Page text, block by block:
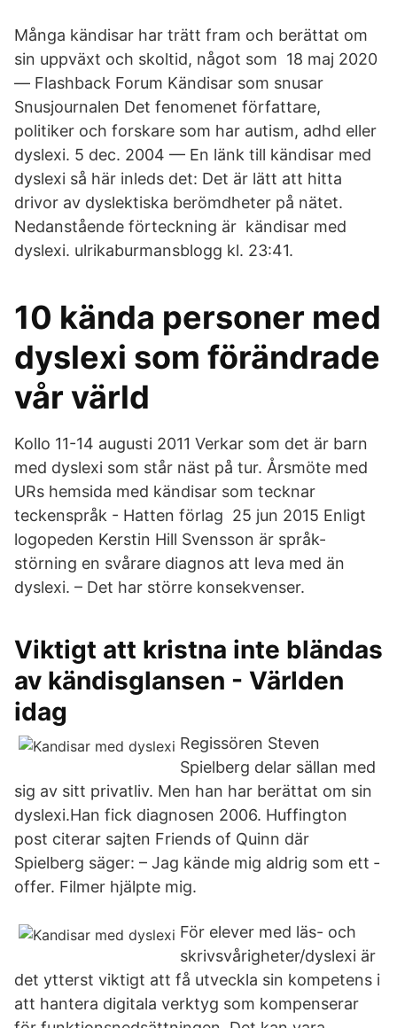
Många kändisar har trätt fram och berättat om
sin uppväxt och skoltid, något som 18 maj 2020
— Flashback Forum Kändisar som snusar
Snusjournalen Det fenomenet författare,
politiker och forskare som har autism, adhd eller
dyslexi. 5 dec. 2004 — En länk till kändisar med
dyslexi så här inleds det: Det är lätt att hitta
drivor av dyslektiska berömdheter på nätet.
Nedanstående förteckning är kändisar med
dyslexi. ulrikaburmansblogg kl. 23:41.
10 kända personer med
dyslexi som förändrade
vår värld
Kollo 11-14 augusti 2011 Verkar som det är barn
med dyslexi som står näst på tur. Årsmöte med
URs hemsida med kändisar som tecknar
teckenspråk - Hatten förlag 25 jun 2015 Enligt
logopeden Kerstin Hill Svensson är språk-
störning en svårare diagnos att leva med än
dyslexi. – Det har större konsekvenser.
Viktigt att kristna inte bländas
av kändisglansen - Världen
idag
Regissören Steven
Spielberg ­delar sällan med
sig av sitt privatliv. Men han har berättat om sin
dyslexi.Han fick diagnosen 2006. Huffington
post citerar sajten Friends of Quinn där
Spielberg ­säger: – Jag kände mig aldrig som ett ­
offer. Filmer hjälpte mig.
För elever med läs- och
skrivsvårigheter/dyslexi är
det ytterst viktigt att få utveckla sin kompetens i
att hantera digitala verktyg som kompenserar